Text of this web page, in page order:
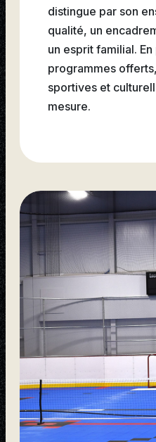
distingue par son
qualité, un
un esprit familial.
programmes
sportives et
mesure.